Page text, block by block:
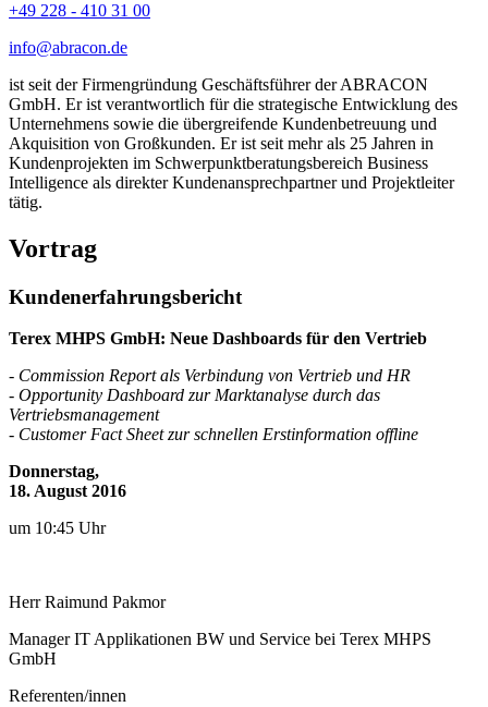
+49 228 - 410 31 00
info@abracon.de
ist seit der Firmengründung Geschäftsführer der ABRACON
GmbH. Er ist verantwortlich für die strategische Entwicklung des
Unternehmens sowie die übergreifende Kundenbetreuung und
Akquisition von Großkunden. Er ist seit mehr als 25 Jahren in
Kundenprojekten im Schwerpunktberatungsbereich Business
Intelligence als direkter Kundenansprechpartner und Projektleiter
tätig.
Vortrag
Kundenerfahrungsbericht
Terex MHPS GmbH: Neue Dashboards für den Vertrieb
- Commission Report als Verbindung von Vertrieb und HR
- Opportunity Dashboard zur Marktanalyse durch das
Vertriebsmanagement
- Customer Fact Sheet zur schnellen Erstinformation offline
Donnerstag,
18. August 2016
um 10:45 Uhr
HerrRaimund Pakmor
Manager IT Applikationen BW und Service bei Terex MHPS
GmbH
Referenten/innen